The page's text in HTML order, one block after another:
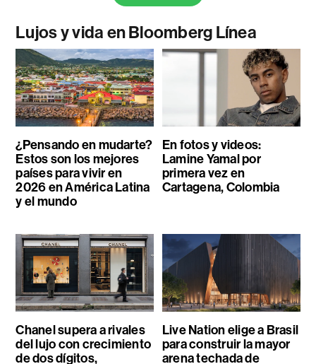
Lujos y vida en Bloomberg Línea
¿Pensando en mudarte?
Estos son los mejores
países para vivir en
2026 en América Latina
y el mundo
En fotos y videos:
Lamine Yamal por
primera vez en
Cartagena, Colombia
Chanel supera a rivales
del lujo con crecimiento
de dos dígitos,
Live Nation elige a Brasil
para construir la mayor
arena techada de